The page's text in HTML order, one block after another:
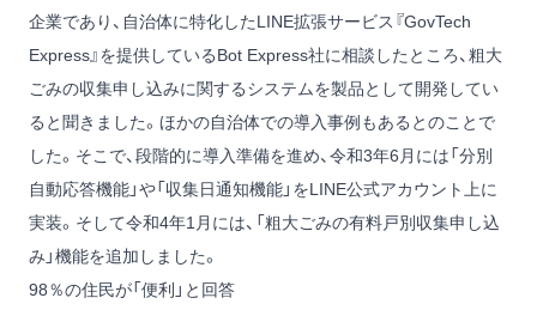
企業であり、自治体に特化したLINE拡張サービス『GovTech
Express』を提供しているBot Express社に相談したところ、粗大
ごみの収集申し込みに関するシステムを製品として開発してい
ると聞きました。ほかの自治体での導入事例もあるとのことで
した。そこで、段階的に導入準備を進め、令和3年6月には「分別
自動応答機能」や「収集日通知機能」をLINE公式アカウント上に
実装。そして令和4年1月には、「粗大ごみの有料戸別収集申し込
み」機能を追加しました。
98％の住民が「便利」と回答